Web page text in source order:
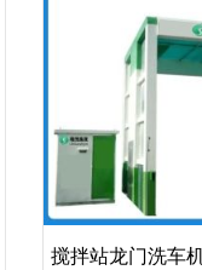
搅拌站龙门洗车